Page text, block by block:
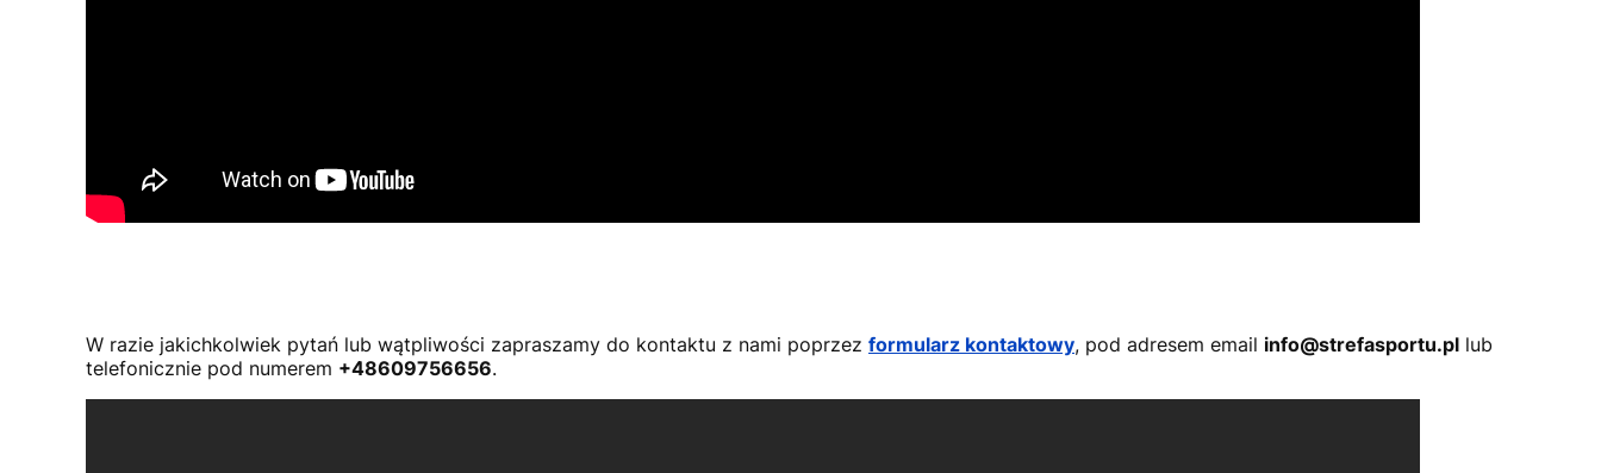
W razie jakichkolwiek pytań lub wątpliwości zapraszamy do kontaktu z nami poprzez formularz kontaktowy, pod adresem email info@strefasportu.pl lub
telefonicznie pod numerem +48609756656.